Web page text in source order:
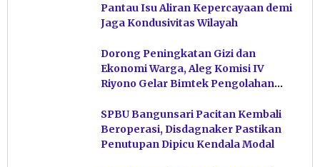
Pantau Isu Aliran Kepercayaan demi
Jaga Kondusivitas Wilayah
Dorong Peningkatan Gizi dan
Ekonomi Warga, Aleg Komisi IV
Riyono Gelar Bimtek Pengolahan
SPBU Bangunsari Pacitan Kembali
Beroperasi, Disdagnaker Pastikan
Penutupan Dipicu Kendala Modal